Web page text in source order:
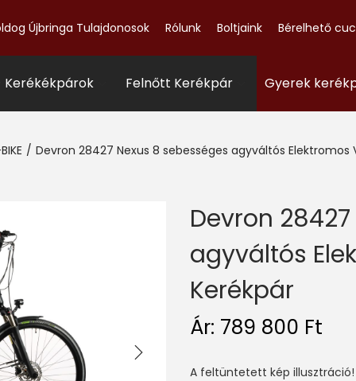
Újbringa Tulajdonosok Rólunk Boltjaink Bérelhető
Kerékékpárok Felnőtt Kerékpár Gyerek
/ Devron 28427 Nexus 8 sebességes agyváltós Elektromos
Devron
agyváltós
Kerékpár
Ár: 789 800 Ft
A feltüntetett kép illusztráció!